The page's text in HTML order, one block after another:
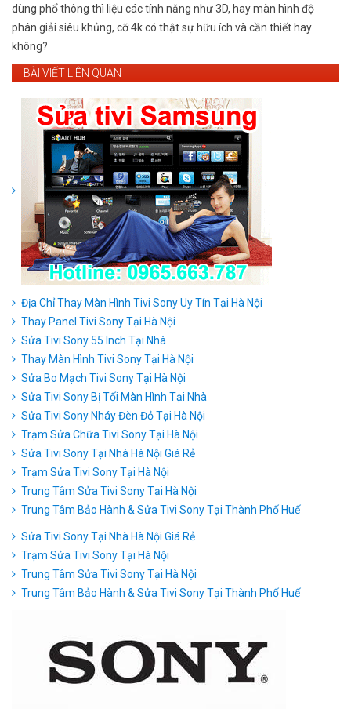
dùng phổ thông thì liệu các tính năng như 3D, hay màn hình độ
phân giải siêu khủng, cỡ 4k có thật sự hữu ích và cần thiết hay
không?
BÀI VIẾT LIÊN QUAN
Địa Chỉ Thay Màn Hình Tivi Sony Uy Tín Tại Hà Nội
Thay Panel Tivi Sony Tại Hà Nội
Sửa Tivi Sony 55 Inch Tại Nhà
Thay Màn Hình Tivi Sony Tại Hà Nội
Sửa Bo Mạch Tivi Sony Tại Hà Nội
Sửa Tivi Sony Bị Tối Màn Hình Tại Nhà
Sửa Tivi Sony Nháy Đèn Đỏ Tại Hà Nội
Trạm Sửa Chữa Tivi Sony Tại Hà Nội
Sửa Tivi Sony Tại Nhà Hà Nội Giá Rẻ
Trạm Sửa Tivi Sony Tại Hà Nội
Trung Tâm Sửa Tivi Sony Tại Hà Nội
Trung Tâm Bảo Hành & Sửa Tivi Sony Tại Thành Phố Huế
Sửa Tivi Sony Tại Nhà Hà Nội Giá Rẻ
Trạm Sửa Tivi Sony Tại Hà Nội
Trung Tâm Sửa Tivi Sony Tại Hà Nội
Trung Tâm Bảo Hành & Sửa Tivi Sony Tại Thành Phố Huế